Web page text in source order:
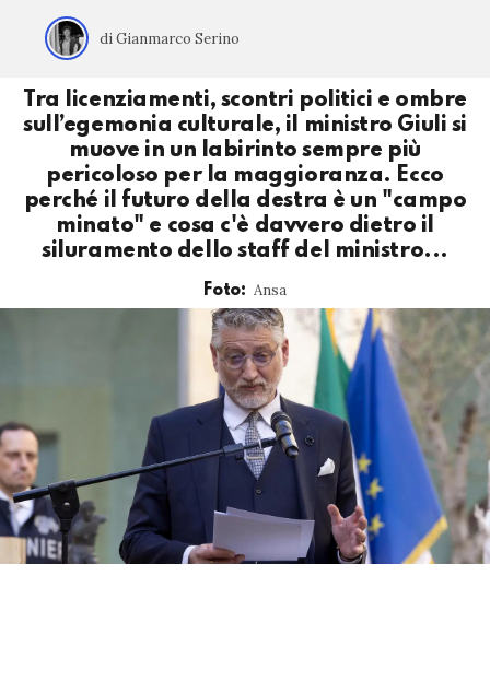
di Gianmarco Serino
Tra licenziamenti, scontri politici e ombre
sull’egemonia culturale, il ministro Giuli si
muove in un labirinto sempre più
pericoloso per la maggioranza. Ecco
perché il futuro della destra è un "campo
minato" e cosa c'è davvero dietro il
siluramento dello staff del ministro...
Foto: Ansa